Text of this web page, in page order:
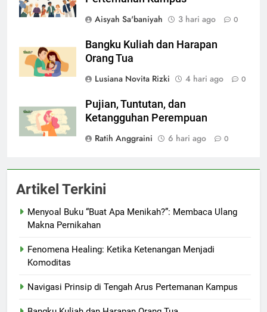
Aisyah Sa'baniyah
3 hari ago 0
Bangku Kuliah dan Harapan
Orang Tua
Lusiana Novita Rizki
4 hari ago 0
Pujian, Tuntutan, dan
Ketangguhan Perempuan
Ratih Anggraini
6 hari ago 0
Artikel Terkini
Menyoal Buku “Buat Apa Menikah?”: Membaca Ulang
Makna Pernikahan
Fenomena Healing: Ketika Ketenangan Menjadi
Komoditas
Navigasi Prinsip di Tengah Arus Pertemanan Kampus